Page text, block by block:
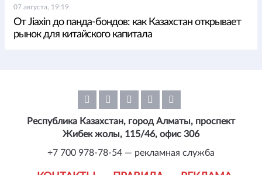
07 августа, 19:19
От Jiaxin до панда-бондов: как Казахстан открывает
рынок для китайского капитала
Республика Казахстан, город Алматы, проспект
Жибек жолы, 115/46, офис 306
+7 700 978-78-54 — рекламная служба